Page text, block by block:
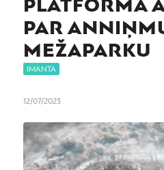
PLATFORMĀ
PAR
MEŽAPARKU
IMANTA
12/07/2023